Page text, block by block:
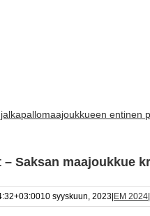
entinen
Saksan maajoukkue
10 syyskuun, 2023 EM 2024